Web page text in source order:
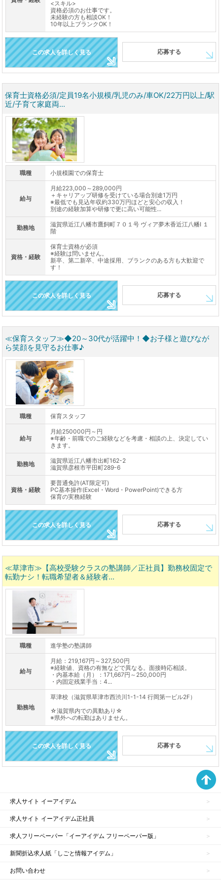
<スキル>
資格必須のお仕事です。
未経験の方も相談OK！
10年以上ブランクOK！
この求人を詳しく見る 応募する
保育士資格必須/定員19名小規模/乳児のみ/車OK/22万円以上/駅
近/子育て家庭両...
職種 小規模園での保育士
給与
月給223,000～289,000円
＋キャリアップ研修を受けている場合別途1万円
※最低でも見込年収約330万円ほどと安心の収入！
別途の経験加算や研修で更に高い可能性...
勤務地
滋賀県近江八幡市鷹飼町７０１号 ヴィア夢木香近江八幡Ⅰ １
階
資格・経験
保育士資格が必須
※経験は問いません。
新卒、第二新卒、中途採用、ブランクのある方も大歓迎で
す！
この求人を詳しく見る 応募する
≪保育スタッフ≫◆20～30代が活躍中！◆お子様と遊びなが
ら笑顔を見守るお仕事♪
職種 保育スタッフ
給与
月給250000円～円
※年齢・前職でのご経験などを考慮・相談の上、決定してい
きます。
勤務地
滋賀県近江八幡市出町162-2
滋賀県彦根市平田町289-6
資格・経験
要普通免許(AT限定可)
PC基本操作(Excel・Word・PowerPoint)できる方
保育の実務経験
この求人を詳しく見る 応募する
≪草津市≫【高校受験クラスの塾講師／正社員】勤務校固定で
転勤ナシ！転職希望者＆経験者...
職種 進学塾の塾講師
給与
月給：219,167円～327,500円
※経験値、資格の有無などで異なる。面接時応相談。
・内基本給（月）：171,667円～250,000円
・内固定残業手当：4...
勤務地
草津校（滋賀県草津市西渋川1-1-14 行岡第一ビル2F）
☆滋賀県内での異動あり☆
※県外への転勤はありません。
この求人を詳しく見る 応募する
求人サイト イーアイデム
求人サイト イーアイデム正社員
求人フリーペーパー「イーアイデム フリーペーパー版」
新聞折込求人紙「しごと情報アイデム」
お問い合わせ